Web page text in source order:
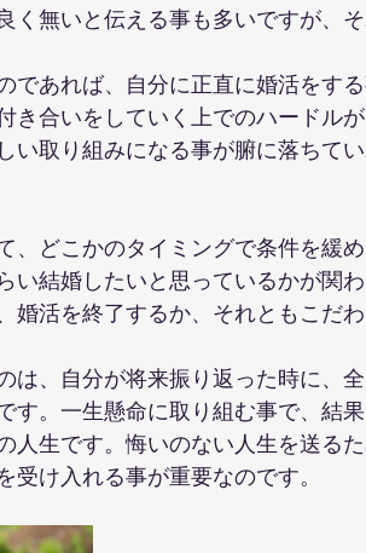
く無いと伝える事も多いですが、
であれば、自分に正直に婚活をす
き合いをしていく上でのハードル
い取り組みになる事が腑に落ちて
、どこかのタイミングで条件を緩
い結婚したいと思っているかが関
婚活を終了するか、それともこだわ
は、自分が将来振り返った時に、
す。一生懸命に取り組む事で、結
人生です。悔いのない人生を送る
受け入れる事が重要なのです。